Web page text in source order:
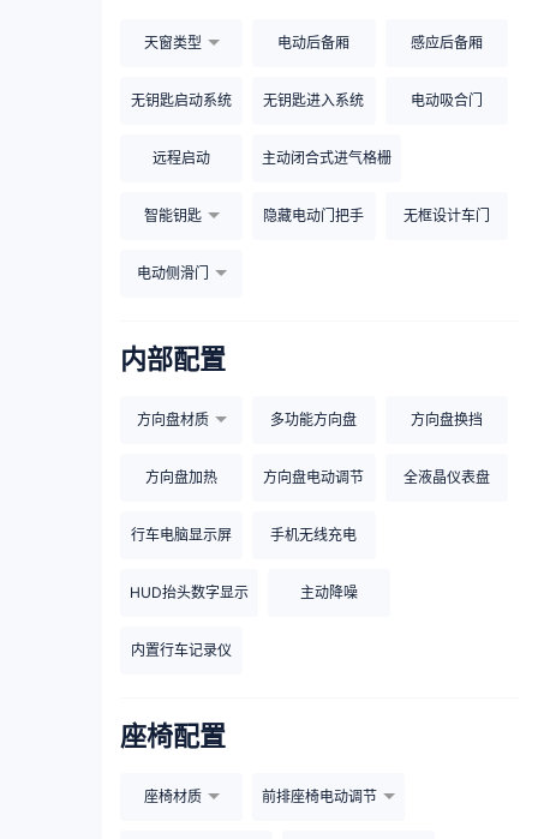
天窗类型 电动后备厢 感应后备厢
无钥匙启动系统 无钥匙进入系统 电动吸合门
远程启动 主动闭合式进气格栅
智能钥匙 隐藏电动门把手 无框设计车门
电动侧滑门
内部配置
方向盘材质 多功能方向盘 方向盘换挡
方向盘加热 方向盘电动调节 全液晶仪表盘
行车电脑显示屏 手机无线充电
HUD抬头数字显示 主动降噪
内置行车记录仪
座椅配置
座椅材质 前排座椅电动调节